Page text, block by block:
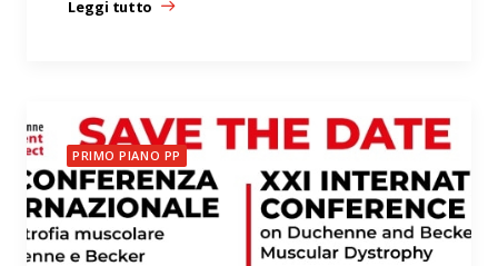
Leggi tutto
PRIMO PIANO PP